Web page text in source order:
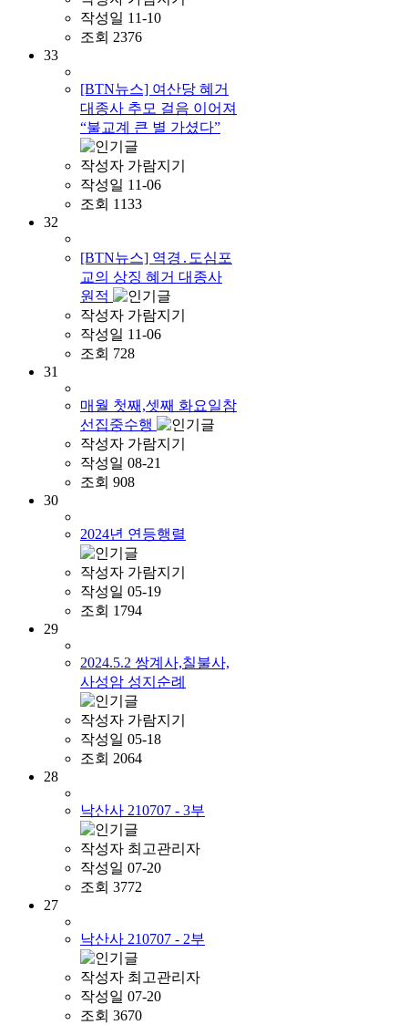
작성일 11-10
조회 2376
33
[BTN뉴스] 여산당 혜거
대종사 추모 걸음 이어져
“불교계 큰 별 가셨다”
작성자 가람지기
작성일 11-06
조회 1133
32
[BTN뉴스] 역경․도심포
교의 상징 혜거 대종사
원적
작성자 가람지기
작성일 11-06
조회 728
31
매월 첫째,셋째 화요일참
선집중수행
작성자 가람지기
작성일 08-21
조회 908
30
2024년 연등행렬
작성자 가람지기
작성일 05-19
조회 1794
29
2024.5.2 쌍계사,칠불사,
사성암 성지순례
작성자 가람지기
작성일 05-18
조회 2064
28
낙산사 210707 - 3부
작성자 최고관리자
작성일 07-20
조회 3772
27
낙산사 210707 - 2부
작성자 최고관리자
작성일 07-20
조회 3670